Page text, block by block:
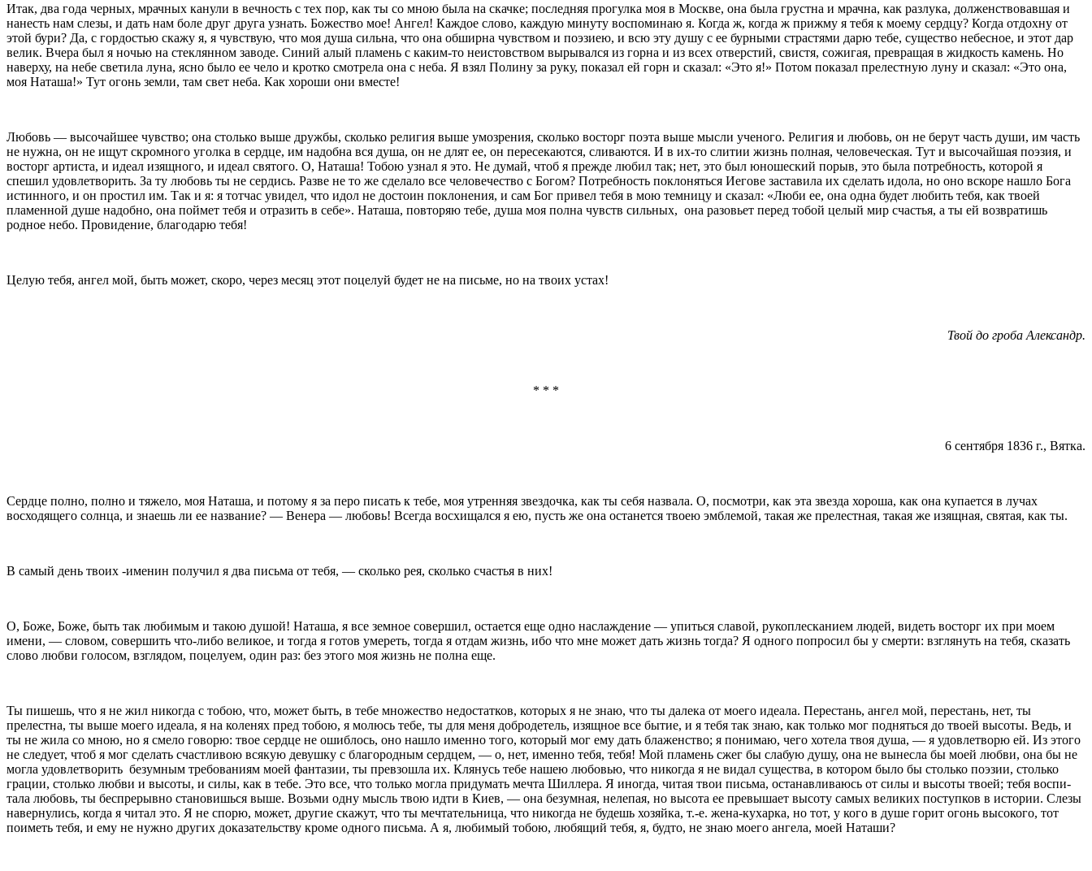
Итак, два года черных, мрачных канули в веч­ность с тех пор, как ты со мною была на скачке; последняя прогулка моя в Москве, она была грустна и мрачна, как разлука, долженствовавшая и
нанесть нам слезы, и дать нам боле друг друга узнать. Божество мое! Ангел! Каждое слово, каждую минуту воспоми­наю я. Когда ж, когда ж прижму я тебя к моему сердцу? Когда отдохну от
этой бури? Да, с гордостью скажу я, я чувствую, что моя душа сильна, что она об­ширна чувством и поэзиею, и всю эту душу с ее бур­ными страстями дарю тебе, существо небесное, и этот дар
велик. Вчера был я ночью на стеклянном за­воде. Синий алый пламень с каким-то неистовством вырывался из горна и из всех отверстий, свистя, сожигая, превращая в жидкость камень. Но
наверху, на небе светила луна, ясно было ее чело и кротко смот­рела она с неба. Я взял Полину за руку, показал ей горн и сказал: «Это я!» Потом показал прелестную луну и сказал: «Это она,
моя Наташа!» Тут огонь земли, там свет неба. Как хороши они вместе!
Любовь — высочайшее чувство; она столько выше дружбы, сколько религия выше умозрения, сколько вос­торг поэта выше мысли ученого. Религия и любовь, он не берут часть души, им часть
не нужна, он не ищут скромного уголка в сердце, им надобна вся душа, он не длят ее, он пересекаются, сливаются. И в их-то слитии жизнь полная, человеческая. Тут и высочайшая поэзия, и
восторг артиста, и идеал изящного, и идеал святого. О, Наташа! Тобою узнал я это. Не думай, чтоб я прежде любил так; нет, это был юношеский порыв, это была потребность, которой я
спешил удовлетворить. За ту любовь ты не сердись. Разве не то же сделало все человечество с Богом? Потреб­ность поклоняться Иегове заставила их сделать идола, но оно вскоре нашло Бога
истинного, и он простил им. Так и я: я тотчас увидел, что идол не достоин поклонения, и сам Бог привел тебя в мою темницу и сказал: «Люби ее, она одна будет любить тебя, как твоей
пламенной душе надобно, она поймет тебя и отразить в себе». Наташа, повторяю тебе, душа моя полна чувств сильных, она разовьет перед тобой целый мир счастья, а ты ей возвратишь
родное небо. Провидение, благодарю тебя!
Целую тебя, ангел мой, быть может, скоро, через месяц этот поцелуй будет не на письме, но на твоих устах!
Твой до гроба Александр.
* * *
6 сентября 1836 г., Вятка.
Сердце полно, полно и тяжело, моя Наташа, и по­тому я за перо писать к тебе, моя утренняя звездочка, как ты себя назвала. О, посмотри, как эта звезда хо­роша, как она купается в лучах
восходящего солнца, и знаешь ли ее название? — Венера — любовь! Всегда восхищался я ею, пусть же она останется твоею эмблемой, такая же прелестная, такая же изящная, свя­тая, как ты.
В самый день твоих -именин получил я два пись­ма от тебя, — сколько рея, сколько счастья в них!
О, Боже, Боже, быть так любимым и такою душой! Наташа, я все земное совершил, остается еще одно наслаждение — упиться славой, рукоплесканием людей, видеть восторг их при моем
имени, — словом, со­вершить что-либо великое, и тогда я готов умереть, тогда я отдам жизнь, ибо что мне может дать жизнь тогда? Я одного попросил бы у смерти: взглянуть на тебя, сказать
слово любви голосом, взглядом, поцелуем, один раз: без этого моя жизнь не полна еще.
Ты пишешь, что я не жил никогда с тобою, что, может быть, в тебе множество недостатков, которых я не знаю, что ты далека от моего идеала. Пере­стань, ангел мой, перестань, нет, ты
прелестна, ты выше моего идеала, я на коленях пред тобою, я молюсь тебе, ты для меня добродетель, изящное все бытие, и я тебя так знаю, как только мог подняться до твоей высоты. Ведь, и
ты не жила со мною, но я смело говорю: твое сердце не ошиблось, оно нашло именно того, который мог ему дать блаженство; я по­нимаю, чего хотела твоя душа, — я удовлетворю ей. Из этого
не следует, чтоб я мог сделать счастливою всякую девушку с благородным сердцем, — о, нет, именно тебя, тебя! Мой пламень сжег бы слабую душу, она не вынесла бы моей любви, она бы не
могла удовле­творить безумным требованиям моей фантазии, ты превзошла их. Клянусь тебе нашею любовью, что ни­когда я не видал существа, в котором было бы столько поэзии, столько
грации, столько любви и высо­ты, и силы, как в тебе. Это все, что только могла при­думать мечта Шиллера. Я иногда, читая твои письма, останавливаюсь от силы и высоты твоей; тебя воспи­
тала любовь, ты беспрерывно становишься выше. Возь­ми одну мысль твою идти в Киев, — она безумная, не­лепая, но высота ее превышает высоту самых великих поступков в истории. Слезы
навернулись, когда я читал это. Я не спорю, может, другие скажут, что ты мечтательница, что никогда не будешь хозяйка, т.-е. жена-кухарка, но тот, у кого в душе горит огонь высокого, тот
поиметь тебя, и ему не нужно других доказательству кроме одного письма. А я, любимый тобою, любящий тебя, я, будто, не знаю моего ангела, моей Наташи?